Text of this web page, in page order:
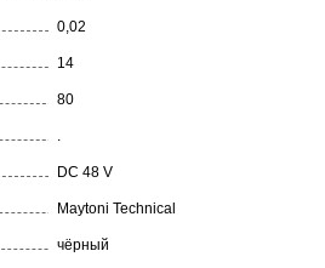
0,02
14
80
DC 48 V
Maytoni Technical
чёрный